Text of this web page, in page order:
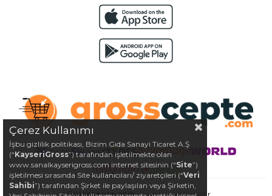
©Grosscepte.com- Tüm Hakları Saklıdır.
Çerez Kullanımı
İşbu gizlilik politikası, Bizim Gıda Sanayi Ticaret A.Ş
(“KayseriGross”) tarafından işletilmekte olan
www.sanalkayserigross.com internet sitesinin (“Site”)
işletilmesi sırasında Site kullanıcıları/ ziyaretçileri (“Veri
Sahibi”) tarafından Şirket ile paylaşılan veya Şirketin,